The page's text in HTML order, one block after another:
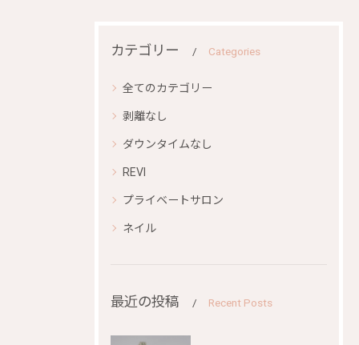
カテゴリー Categories
全てのカテゴリー
剥離なし
ダウンタイムなし
REVI
プライベートサロン
ネイル
最近の投稿 Recent Posts